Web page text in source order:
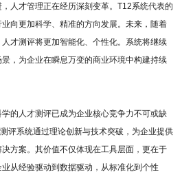
人才管理正在经历深刻变革。T12系统代表的
向更加科学、精准的方向发展。未来，随着
才测评将更加智能化、个性化。系统将继续
，为企业在瞬息万变的商业环境中构建持续
的人才测评已成为企业核心竞争力不可或缺
评系统通过理论创新与技术突破，为企业提供
方案。其价值不仅体现在工具层面，更在于
从经验驱动到数据驱动，从标准化到个性